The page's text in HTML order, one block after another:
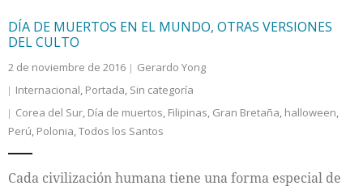
DÍA DE MUERTOS EN EL MUNDO, OTRAS VERSIONES
DEL CULTO
2 de noviembre de 2016
Gerardo Yong
Internacional, Portada, Sin categoría
Corea del Sur, Día de muertos, Filipinas, Gran Bretaña, halloween,
Perú, Polonia,Todos los Santos
Cada civilización humana tiene una forma especial de